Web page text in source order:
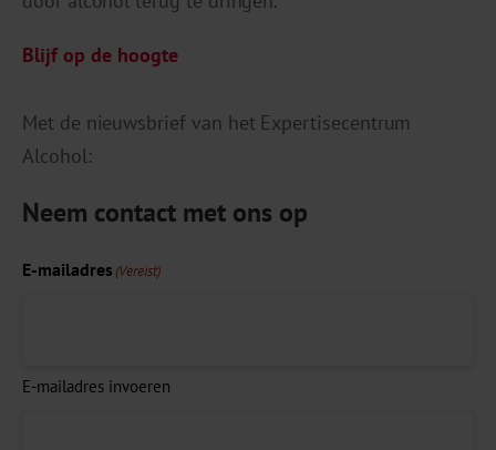
Blijf op de hoogte
Met de nieuwsbrief van het Expertisecentrum
Alcohol:
Neem contact met ons op
E-mailadres (Vereist)
E-mailadres invoeren